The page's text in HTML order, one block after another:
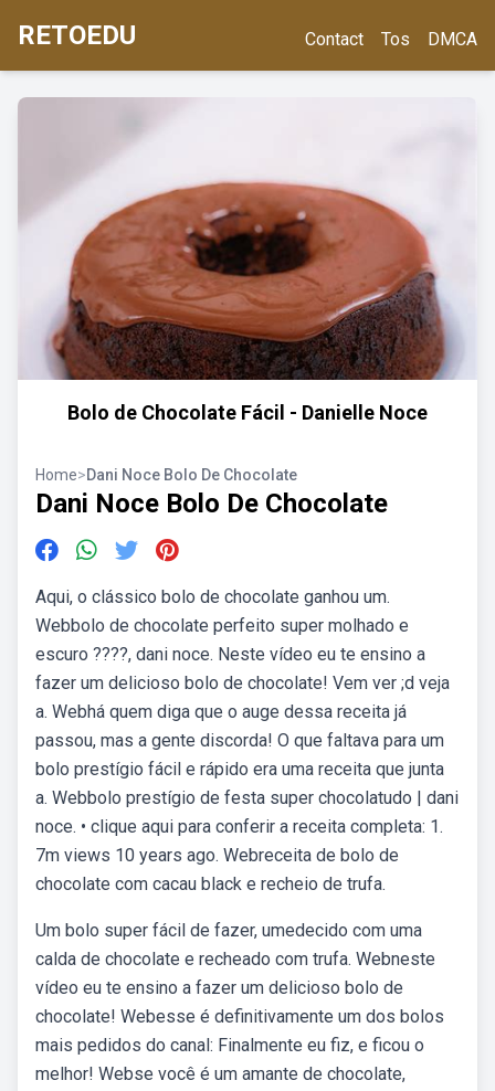
RETOEDU Contact Tos DMCA
Bolo de Chocolate Fácil - Danielle Noce
Home>Dani Noce Bolo De Chocolate
Dani Noce Bolo De Chocolate
Aqui, o clássico bolo de chocolate ganhou um.
Webbolo de chocolate perfeito super molhado e
escuro ????, dani noce. Neste vídeo eu te ensino a
fazer um delicioso bolo de chocolate! Vem ver ;d veja
a. Webhá quem diga que o auge dessa receita já
passou, mas a gente discorda! O que faltava para um
bolo prestígio fácil e rápido era uma receita que junta
a. Webbolo prestígio de festa super chocolatudo | dani
noce. • clique aqui para conferir a receita completa: 1.
7m views 10 years ago. Webreceita de bolo de
chocolate com cacau black e recheio de trufa.
Um bolo super fácil de fazer, umedecido com uma
calda de chocolate e recheado com trufa. Webneste
vídeo eu te ensino a fazer um delicioso bolo de
chocolate! Webesse é definitivamente um dos bolos
mais pedidos do canal: Finalmente eu fiz, e ficou o
melhor! Webse você é um amante de chocolate,